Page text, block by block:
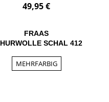
49,95 €
FRAAS
SCHAL 412
MEHRFARBIG